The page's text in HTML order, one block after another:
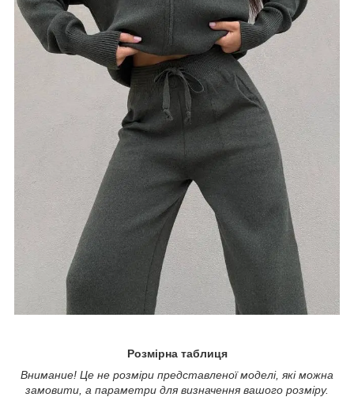
Розмірна таблиця
Внимание! Це не розміри представленої моделі, які можна
замовити, а параметри для визначення вашого розміру.